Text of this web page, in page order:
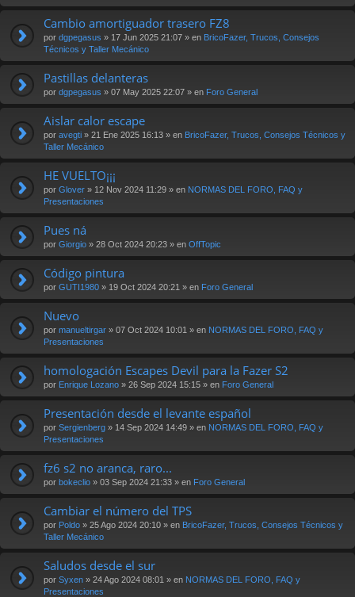
Cambio amortiguador trasero FZ8
por dgpegasus » 17 Jun 2025 21:07 » en BricoFazer, Trucos, Consejos
Técnicos y Taller Mecánico
Pastillas delanteras
por dgpegasus » 07 May 2025 22:07 » en Foro General
Aislar calor escape
por avegti » 21 Ene 2025 16:13 » en BricoFazer, Trucos, Consejos Técnicos y
Taller Mecánico
HE VUELTO¡¡¡
por Glover » 12 Nov 2024 11:29 » en NORMAS DEL FORO, FAQ y
Presentaciones
Pues ná
por Giorgio » 28 Oct 2024 20:23 » en OffTopic
Código pintura
por GUTI1980 » 19 Oct 2024 20:21 » en Foro General
Nuevo
por manueltirgar » 07 Oct 2024 10:01 » en NORMAS DEL FORO, FAQ y
Presentaciones
homologación Escapes Devil para la Fazer S2
por Enrique Lozano » 26 Sep 2024 15:15 » en Foro General
Presentación desde el levante español
por Sergienberg » 14 Sep 2024 14:49 » en NORMAS DEL FORO, FAQ y
Presentaciones
fz6 s2 no aranca, raro...
por bokeclio » 03 Sep 2024 21:33 » en Foro General
Cambiar el número del TPS
por Poldo » 25 Ago 2024 20:10 » en BricoFazer, Trucos, Consejos Técnicos y
Taller Mecánico
Saludos desde el sur
por Syxen » 24 Ago 2024 08:01 » en NORMAS DEL FORO, FAQ y
Presentaciones